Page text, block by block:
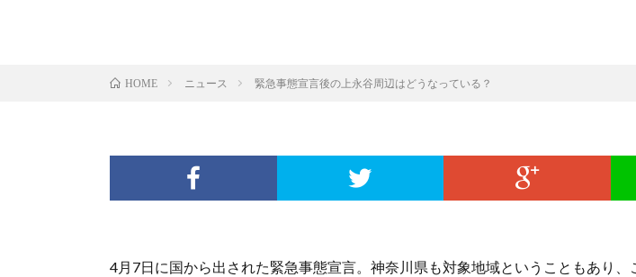
HOME ニュース 緊急事態宣言後の上永谷周辺はどうなっている？
4月7日に国から出された緊急事態宣言。神奈川県も対象地域ということもあり、